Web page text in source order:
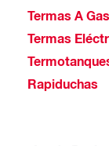
Termas A Gas
Termas
Rapiduchas